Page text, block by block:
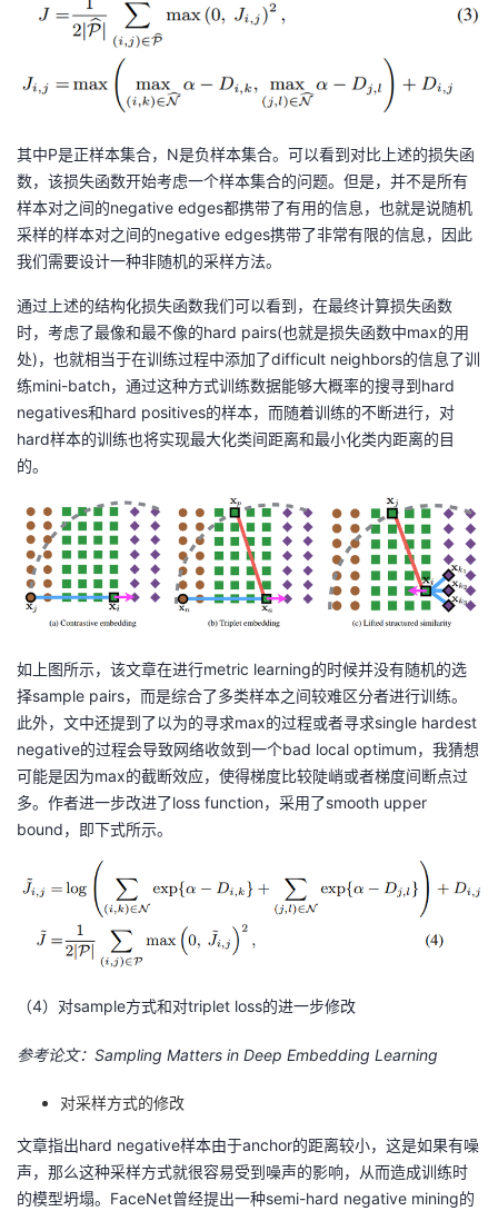
其中P是正样本集合，N是负样本集合。可以看到对比上述的损失函
数，该损失函数开始考虑一个样本集合的问题。但是，并不是所有
样本对之间的negative edges都携带了有用的信息，也就是说随机
采样的样本对之间的negative edges携带了非常有限的信息，因此
我们需要设计一种非随机的采样方法。
通过上述的结构化损失函数我们可以看到，在最终计算损失函数
时，考虑了最像和最不像的hard pairs(也就是损失函数中max的用
处)，也就相当于在训练过程中添加了difficult neighbors的信息了训
练mini-batch，通过这种方式训练数据能够大概率的搜寻到hard
negatives和hard positives的样本，而随着训练的不断进行，对
hard样本的训练也将实现最大化类间距离和最小化类内距离的目
的。
如上图所示，该文章在进行metric learning的时候并没有随机的选
择sample pairs，而是综合了多类样本之间较难区分者进行训练。
此外，文中还提到了以为的寻求max的过程或者寻求single hardest
negative的过程会导致网络收敛到一个bad local optimum，我猜想
可能是因为max的截断效应，使得梯度比较陡峭或者梯度间断点过
多。作者进一步改进了loss function，采用了smooth upper
bound，即下式所示。
（4）对sample方式和对triplet loss的进一步修改
参考论文：Sampling Matters in Deep Embedding Learning
对采样方式的修改
文章指出hard negative样本由于anchor的距离较小，这是如果有噪
声，那么这种采样方式就很容易受到噪声的影响，从而造成训练时
的模型坍塌。FaceNet曾经提出一种semi-hard negative mining的